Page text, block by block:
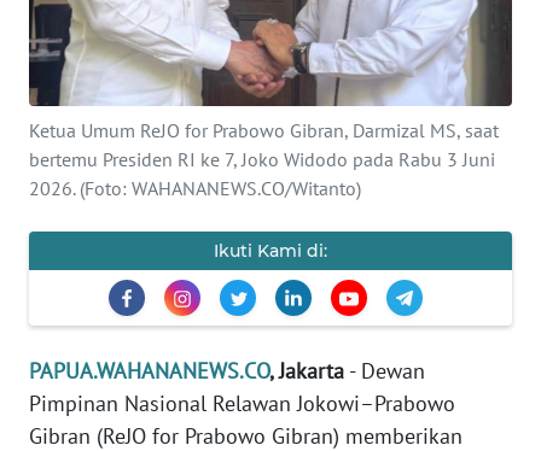
Ketua Umum ReJO for Prabowo Gibran, Darmizal MS, saat
bertemu Presiden RI ke 7, Joko Widodo pada Rabu 3 Juni
2026. (Foto: WAHANANEWS.CO/Witanto)
Ikuti Kami di:
PAPUA.WAHANANEWS.CO, Jakarta - Dewan
Pimpinan Nasional Relawan Jokowi–Prabowo
Gibran (ReJO for Prabowo Gibran) memberikan
Informasi
INDEKS
BERITA
KONTAK
KAMI
IKLAN
KAMI
PEDOMAN